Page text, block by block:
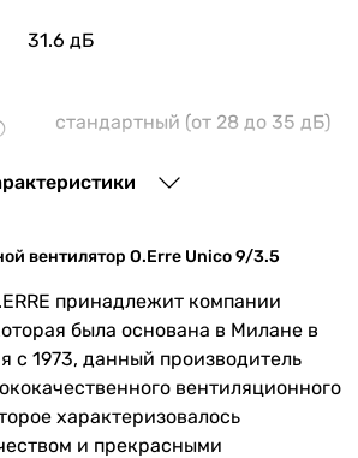
31.6 дБ
стандартный (от 28 до 35 дБ)
45 °C
вентилятор O.Erre Unico 9/3.5
принадлежит компании
была основана в Милане в
с 1973, данный производитель
вентиляционного
характеризовалось
и прекрасными